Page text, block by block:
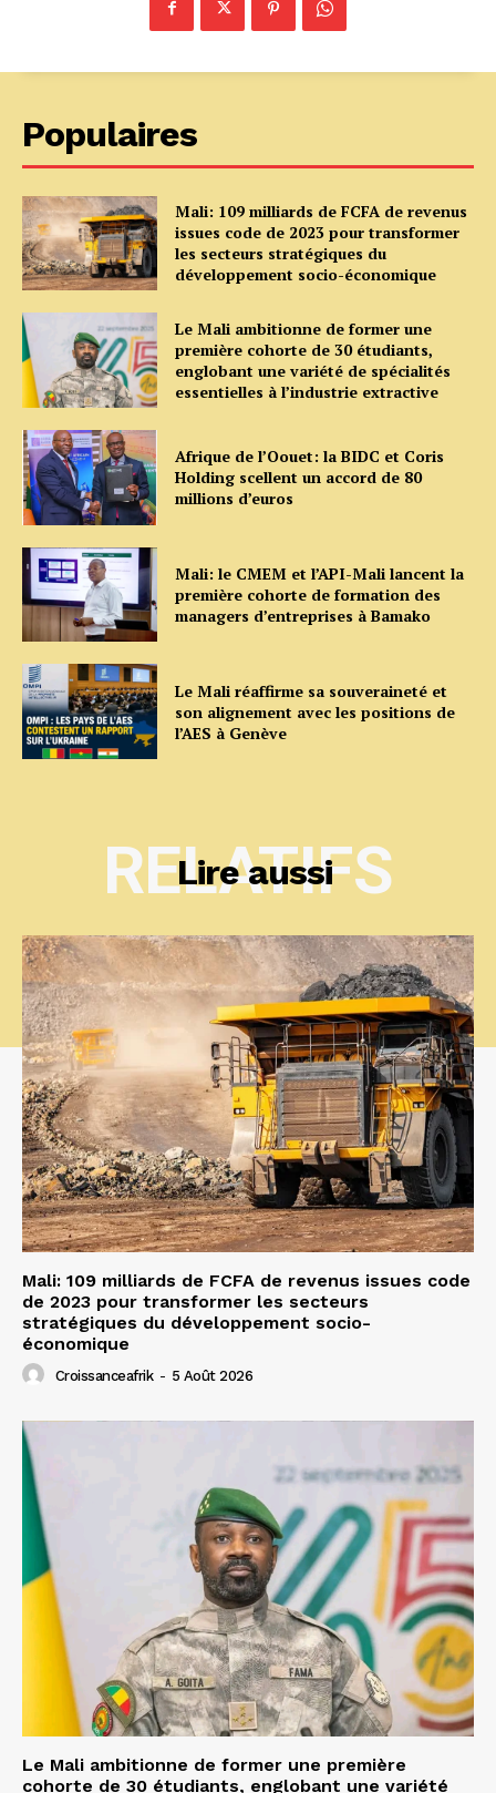
Populaires
Mali: 109 milliards de FCFA de revenus
issues code de 2023 pour transformer
les secteurs stratégiques du
développement socio-économique
Le Mali ambitionne de former une
première cohorte de 30 étudiants,
englobant une variété de spécialités
essentielles à l’industrie extractive
Afrique de l’Oouet: la BIDC et Coris
Holding scellent un accord de 80
millions d’euros
Mali: le CMEM et l’API-Mali lancent la
première cohorte de formation des
managers d’entreprises à Bamako
Le Mali réaffirme sa souveraineté et
son alignement avec les positions de
l’AES à Genève
Lire aussi
RELATIFS
Mali: 109 milliards de FCFA de revenus issues code
de 2023 pour transformer les secteurs
stratégiques du développement socio-
économique
Croissanceafrik - 5 Août 2026
Le Mali ambitionne de former une première
cohorte de 30 étudiants, englobant une variété